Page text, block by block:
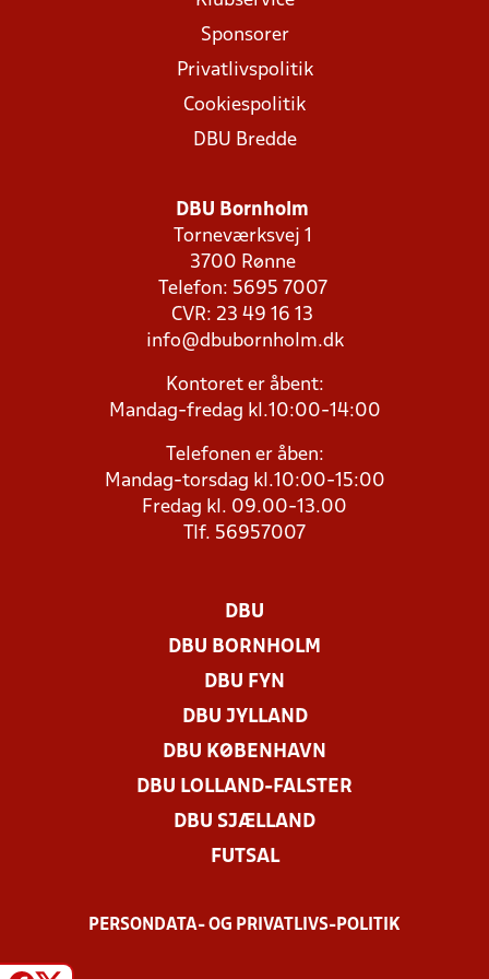
Sponsorer
Privatlivspolitik
Cookiespolitik
DBU Bredde
DBU Bornholm
Torneværksvej 1
3700 Rønne
Telefon: 5695 7007
CVR: 23 49 16 13
info@dbubornholm.dk
Kontoret er åbent:
Mandag-fredag kl.10:00-14:00
Telefonen er åben:
Mandag-torsdag kl.10:00-15:00
Fredag kl. 09.00-13.00
Tlf. 56957007
DBU
DBU BORNHOLM
DBU FYN
DBU JYLLAND
DBU KØBENHAVN
DBU LOLLAND-FALSTER
DBU SJÆLLAND
FUTSAL
PERSONDATA- OG PRIVATLIVS-POLITIK